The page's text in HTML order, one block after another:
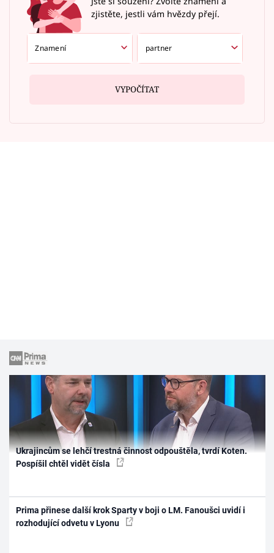
zjistěte, jestli vám hvězdy přejí.
VYPOČÍTAT
Ukrajincům se lehčí trestná činnost odpouštěla, tvrdí Koten.
Pospíšil chtěl vidět čísla
Prima přinese další krok Sparty v boji o LM. Fanoušci uvidí i
rozhodující odvetu v Lyonu